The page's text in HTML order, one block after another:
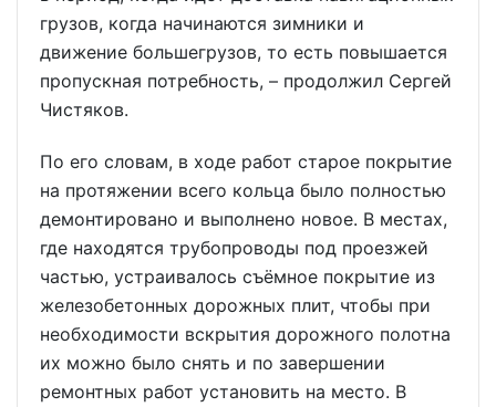
грузов, когда начинаются зимники и
движение большегрузов, то есть повышается
пропускная потребность, – продолжил Сергей
Чистяков.
По его словам, в ходе работ старое покрытие
на протяжении всего кольца было полностью
демонтировано и выполнено новое. В местах,
где находятся трубопроводы под проезжей
частью, устраивалось съёмное покрытие из
железобетонных дорожных плит, чтобы при
необходимости вскрытия дорожного полотна
их можно было снять и по завершении
ремонтных работ установить на место. В